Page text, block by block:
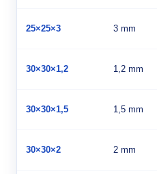
25×25×3 3 mm
30×30×1,2 1,2 mm
30×30×1,5 1,5 mm
30×30×2 2 mm